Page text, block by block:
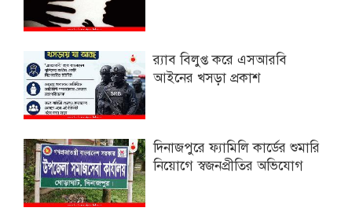
র‌্যাব বিলুপ্ত করে এসআরবি
আইনের খসড়া প্রকাশ
দিনাজপুরে ফ্যামিলি কার্ডের শুমারি
নিয়োগে স্বজনপ্রীতির অভিযোগ